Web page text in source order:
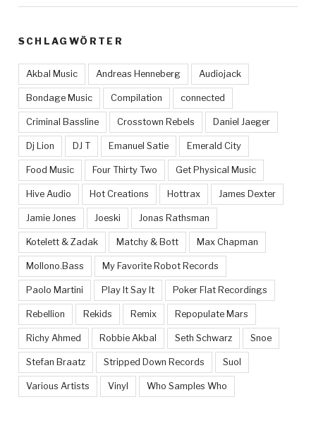
SCHLAGWÖRTER
Akbal Music Andreas Henneberg Audiojack
Bondage Music Compilation connected
Criminal Bassline Crosstown Rebels Daniel Jaeger
Dj Lion DJ T Emanuel Satie Emerald City
Food Music Four Thirty Two Get Physical Music
Hive Audio Hot Creations Hottrax James Dexter
Jamie Jones Joeski Jonas Rathsman
Kotelett & Zadak Matchy & Bott Max Chapman
Mollono.Bass My Favorite Robot Records
Paolo Martini Play It Say It Poker Flat Recordings
Rebellion Rekids Remix Repopulate Mars
Richy Ahmed Robbie Akbal Seth Schwarz Snoe
Stefan Braatz Stripped Down Records Suol
Various Artists Vinyl Who Samples Who